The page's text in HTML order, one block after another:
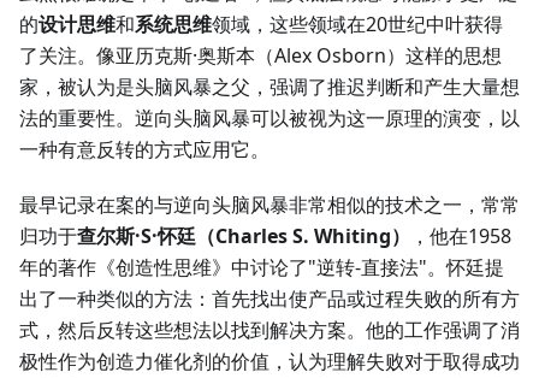
的设计思维和系统思维领域，这些领域在20世纪中叶获得
了关注。像亚历克斯·奥斯本（Alex Osborn）这样的思想
家，被认为是头脑风暴之父，强调了推迟判断和产生大量想
法的重要性。逆向头脑风暴可以被视为这一原理的演变，以
一种有意反转的方式应用它。
最早记录在案的与逆向头脑风暴非常相似的技术之一，常常
归功于查尔斯·S·怀廷（Charles S. Whiting）
，他在1958
年的著作《创造性思维》中讨论了"逆转-直接法"。怀廷提
出了一种类似的方法：首先找出使产品或过程失败的所有方
式，然后反转这些想法以找到解决方案。他的工作强调了消
极性作为创造力催化剂的价值，认为理解失败对于取得成功